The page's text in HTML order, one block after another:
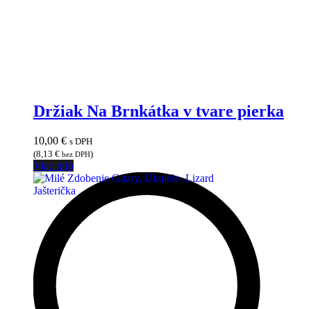
Držiak Na Brnkátka v tvare pierka
10,00 € s DPH
(8,13 € bez DPH)
Viac info